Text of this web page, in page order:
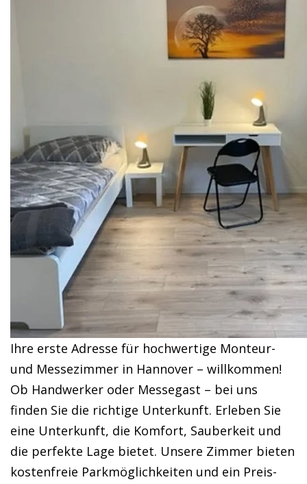
Ihre erste Adresse für hochwertige Monteur-
und Messezimmer in Hannover – willkommen!
Ob Handwerker oder Messegast – bei uns
finden Sie die richtige Unterkunft. Erleben Sie
eine Unterkunft, die Komfort, Sauberkeit und
die perfekte Lage bietet. Unsere Zimmer bieten
kostenfreie Parkmöglichkeiten und ein Preis-